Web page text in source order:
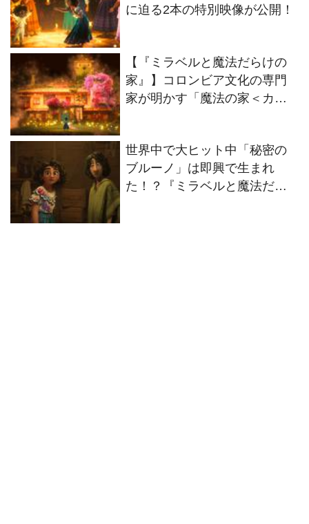
に迫る2本の特別映像が公開！
【『ミラベルと魔法だらけの
家』】コロンビア文化の専門
家が明かす「魔法の家＜カシ
世界中で大ヒット中「秘密の
ブルーノ」は即興で生まれ
た！？『ミラベルと魔法だら